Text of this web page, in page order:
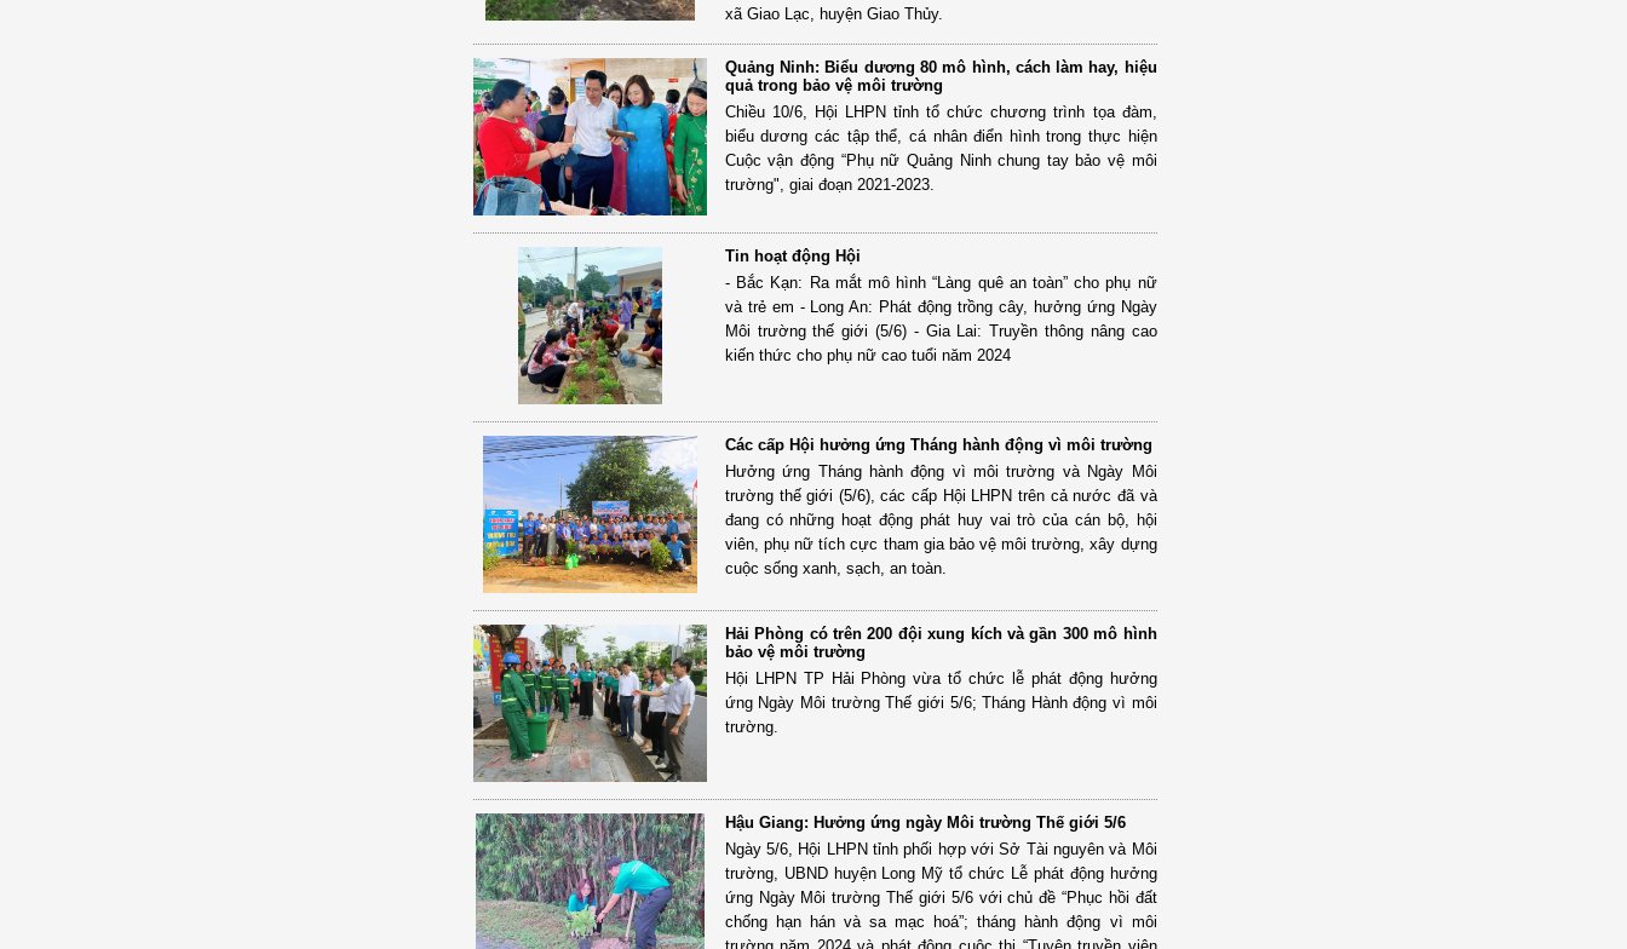
xã Giao Lạc, huyện Giao Thủy.
Quảng Ninh: Biểu dương 80 mô hình, cách làm hay, hiệu
quả trong bảo vệ môi trường
Chiều 10/6, Hội LHPN tỉnh tổ chức chương trình tọa đàm,
biểu dương các tập thể, cá nhân điển hình trong thực hiện
Cuộc vận động “Phụ nữ Quảng Ninh chung tay bảo vệ môi
trường", giai đoạn 2021-2023.
Tin hoạt động Hội
- Bắc Kạn: Ra mắt mô hình “Làng quê an toàn” cho phụ nữ
và trẻ em - Long An: Phát động trồng cây, hưởng ứng Ngày
Môi trường thế giới (5/6) - Gia Lai: Truyền thông nâng cao
kiến thức cho phụ nữ cao tuổi năm 2024
Các cấp Hội hưởng ứng Tháng hành động vì môi trường
Hưởng ứng Tháng hành động vì môi trường và Ngày Môi
trường thế giới (5/6), các cấp Hội LHPN trên cả nước đã và
đang có những hoạt động phát huy vai trò của cán bộ, hội
viên, phụ nữ tích cực tham gia bảo vệ môi trường, xây dựng
cuộc sống xanh, sạch, an toàn.
Hải Phòng có trên 200 đội xung kích và gần 300 mô hình
bảo vệ môi trường
Hội LHPN TP Hải Phòng vừa tổ chức lễ phát động hưởng
ứng Ngày Môi trường Thế giới 5/6; Tháng Hành động vì môi
trường.
Hậu Giang: Hưởng ứng ngày Môi trường Thế giới 5/6
Ngày 5/6, Hội LHPN tỉnh phối hợp với Sở Tài nguyên và Môi
trường, UBND huyện Long Mỹ tổ chức Lễ phát động hưởng
ứng Ngày Môi trường Thế giới 5/6 với chủ đề “Phục hồi đất
chống hạn hán và sa mạc hoá”; tháng hành động vì môi